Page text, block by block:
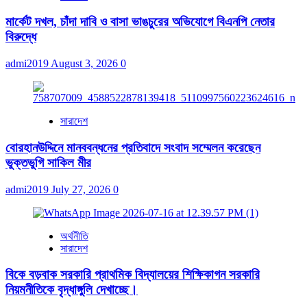
মার্কেট দখল, চাঁদা দাবি ও বাসা ভাঙচুরের অভিযোগে বিএনপি নেতার
বিরুদ্ধে
admi2019 August 3, 2026 0
সারাদেশ
বোরহানউদ্দিনে মানববন্ধনের প্রতিবাদে সংবাদ সম্মেলন করেছেন
ভুক্তভুগি সাকিল মীর
admi2019 July 27, 2026 0
অর্থনীতি
সারাদেশ
বিকে বড়বাক সরকারি প্রাথমিক বিদ্যালয়ের শিক্ষিকাগন সরকারি
নিয়মনীতিকে বৃদ্ধাঙ্গুলি দেখাচ্ছে।